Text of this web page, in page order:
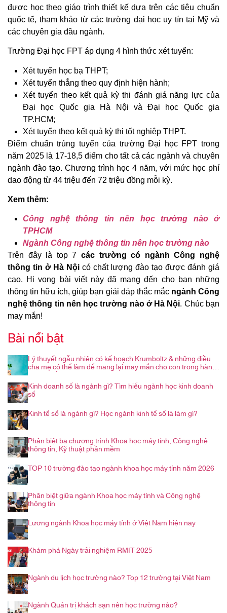
được học theo giáo trình thiết kế dựa trên các tiêu chuẩn
quốc tế, tham khảo từ các trường đại học uy tín tại Mỹ và
các chuyên gia đầu ngành.
Trường Đại học FPT áp dụng 4 hình thức xét tuyển:
Xét tuyển học bạ THPT;
Xét tuyển thẳng theo quy định hiện hành;
Xét tuyển theo kết quả kỳ thi đánh giá năng lực của
Đại học Quốc gia Hà Nội và Đại học Quốc gia
TP.HCM;
Xét tuyển theo kết quả kỳ thi tốt nghiệp THPT.
Điểm chuẩn trúng tuyển của trường Đại học FPT trong
năm 2025 là 17-18,5 điểm cho tất cả các ngành và chuyên
ngành đào tạo. Chương trình học 4 năm, với mức học phí
dao động từ 44 triệu đến 72 triệu đồng mỗi kỳ.
Xem thêm:
Công nghệ thông tin nên học trường nào ở
TPHCM
Ngành Công nghệ thông tin nên học trường nào
Trên đây là top 7 các trường có ngành Công nghệ
thông tin ở Hà Nộicó chất lượng đào tạo được đánh giá
cao. Hi vọng bài viết này đã mang đến cho bạn những
thông tin hữu ích, giúp bạn giải đáp thắc mắc ngành Công
nghệ thông tin nên học trường nào ở Hà Nội. Chúc bạn
may mắn!
Bài nổi bật
Lý thuyết ngẫu nhiên có kế hoạch Krumboltz & những điều
cha mẹ có thể làm để mang lại may mắn cho con trong hành
trình nghề nghiệp
Kinh doanh số là ngành gì? Tìm hiểu ngành học kinh doanh
số
Kinh tế số là ngành gì? Học ngành kinh tế số là làm gì?
Phân biệt ba chương trình Khoa học máy tính, Công nghệ
thông tin, Kỹ thuật phần mềm
TOP 10 trường đào tạo ngành khoa học máy tính năm 2026
Phân biệt giữa ngành Khoa học máy tính và Công nghệ
thông tin
Lương ngành Khoa học máy tính ở Việt Nam hiện nay
Khám phá Ngày trải nghiệm RMIT 2025
Ngành du lịch học trường nào? Top 12 trường tại Việt Nam
Ngành Quản trị khách sạn nên học trường nào?